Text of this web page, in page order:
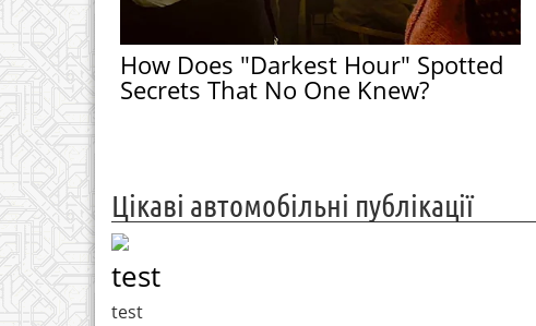
How Does "Darkest Hour" Spotted
Secrets That No One Knew?
Цікаві автомобільні публікації
test
test